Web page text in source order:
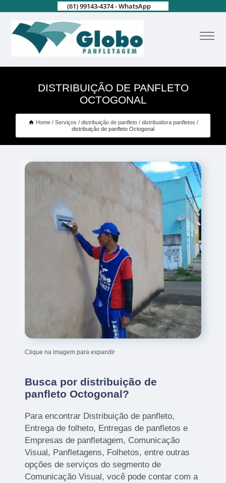
(61) 99143-4374 - WhatsApp
DISTRIBUIÇÃO DE PANFLETO
OCTOGONAL
Home Serviços distribuição de panfleto
distribuidora panfletos
distribuição de panfleto Octogonal
Clique na imagem para expandir
Busca por distribuição de
panfleto Octogonal?
Para encontrar Distribuição de panfleto,
Entrega de folheto, Entregas de panfletos e
Empresas de panfletagem, Comunicação
Visual, Panfletagens, Folhetos, entre outras
opções de serviços do segmento de
Comunicação Visual, você pode contar com a